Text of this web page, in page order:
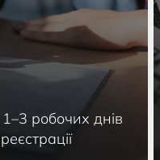
робочих днів